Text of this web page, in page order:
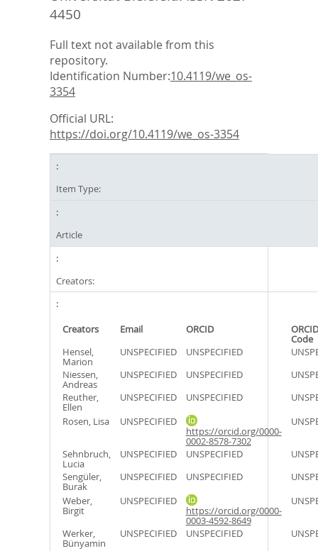
4450
Full text not available from this
repository.
Identification Number:10.4119/we_os-
3354
Official URL:
https://doi.org/10.4119/we_os-3354
Item Type:
Article
Creators:
Creators Email ORCID
Code
Hensel,
Marion
UNSPECIFIED UNSPECIFIED
Niessen,
Andreas
UNSPECIFIED UNSPECIFIED
Reuther,
Ellen
UNSPECIFIED UNSPECIFIED
Rosen, Lisa
UNSPECIFIED
https://orcid.org/0000-
0002-8578-7302
Sehnbruch,
Lucia
UNSPECIFIED UNSPECIFIED
Sengüler,
Burak
UNSPECIFIED UNSPECIFIED
Weber,
Birgit
UNSPECIFIED
https://orcid.org/0000-
0003-4592-8649
Werker,
Bünyamin
UNSPECIFIED UNSPECIFIED